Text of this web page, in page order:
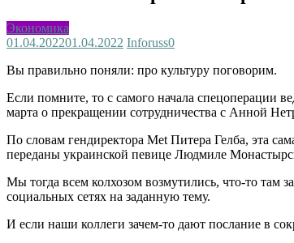
Экономика
01.04.202201.04.2022 Inforuss0
Вы правильно поняли: про культуру поговорим.
Если помните, то с самого начала
марта о прекращении сотрудничества с Анной
По словам гендиректора Met Питера Гелба, эта
переданы украинской певице Людмиле
Мы тогда всем колхозом возмутились, что-то там
социальных сетях на заданную тему.
И если наши коллеги зачем-то дают послание в